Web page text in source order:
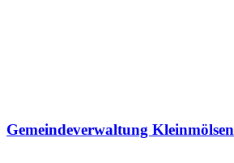
Gemeindeverwaltung Kleinmölsen